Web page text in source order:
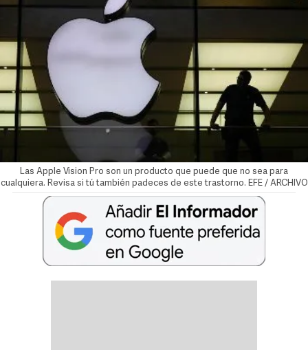
Las Apple Vision Pro son un producto que puede que no sea para
cualquiera. Revisa si tú también padeces de este trastorno. EFE / ARCHIVO